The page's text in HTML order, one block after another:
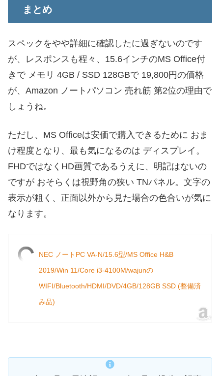
まとめ
スペックをやや詳細に確認したに過ぎないのです
が、レスポンスも程々、15.6インチのMS Office付
きで メモリ 4GB / SSD 128GBで 19,800円の価格
が、Amazon ノートパソコン 売れ筋 第2位の理由で
しょうね。
ただし、MS Officeは安価で購入できるために おま
け程度となり、最も気になるのは ディスプレイ。
FHDではなくHD画質であるうえに、明記はないの
ですが おそらくは視野角の狭い TNパネル。文字の
表示が粗く、正面以外から見た場合の色合いが気に
なります。
NEC ノートPC VA-N/15.6型/MS Office H&B
2019/Win 11/Core i3-4100M/wajunの
WIFI/Bluetooth/HDMI/DVD/4GB/128GB SSD (整備済
み品)